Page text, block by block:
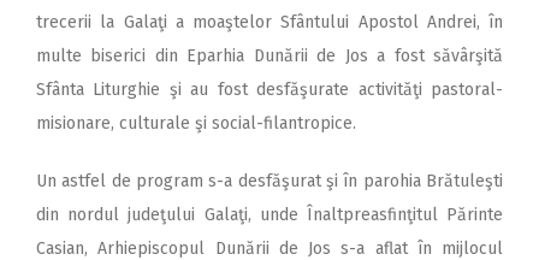
trecerii la Galaţi a moaştelor Sfântului Apostol Andrei, în
multe biserici din Eparhia Dunării de Jos a fost săvârşită
Sfânta Liturghie şi au fost desfăşurate activităţi pastoral-
misionare, culturale şi social-filantropice.
Un astfel de program s-a desfăşurat şi în parohia Brătuleşti
din nordul judeţului Galaţi, unde Înaltpreasfinţitul Părinte
Casian, Arhiepiscopul Dunării de Jos s-a aflat în mijlocul